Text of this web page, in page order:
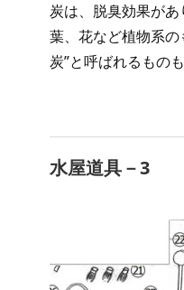
炭は、脱臭効果が
葉、花など植物系
炭”と呼ばれるもの
水屋道具－3